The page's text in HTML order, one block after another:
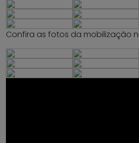
Confira as fotos da mobilização